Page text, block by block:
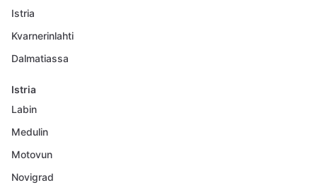
Istria
Kvarnerinlahti
Dalmatiassa
Istria
Labin
Medulin
Motovun
Novigrad